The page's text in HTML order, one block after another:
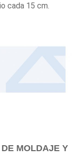
cada 15 cm.
MOLDAJE Y